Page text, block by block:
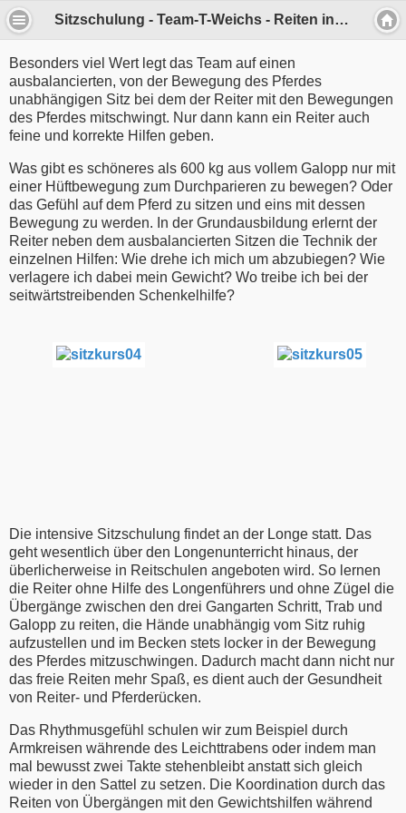
Sitzschulung - Team-T-Weichs - Reiten in Zillhofen, Weichs, Markt Indersdorf und Dachau
Besonders viel Wert legt das Team auf einen
ausbalancierten, von der Bewegung des Pferdes
unabhängigen Sitz bei dem der Reiter mit den Bewegungen
des Pferdes mitschwingt. Nur dann kann ein Reiter auch
feine und korrekte Hilfen geben.
Was gibt es schöneres als 600 kg aus vollem Galopp nur mit
einer Hüftbewegung zum Durchparieren zu bewegen? Oder
das Gefühl auf dem Pferd zu sitzen und eins mit dessen
Bewegung zu werden. In der Grundausbildung erlernt der
Reiter neben dem ausbalancierten Sitzen die Technik der
einzelnen Hilfen: Wie drehe ich mich um abzubiegen? Wie
verlagere ich dabei mein Gewicht? Wo treibe ich bei der
seitwärtstreibenden Schenkelhilfe?
Die intensive Sitzschulung findet an der Longe statt. Das
geht wesentlich über den Longenunterricht hinaus, der
überlicherweise in Reitschulen angeboten wird. So lernen
die Reiter ohne Hilfe des Longenführers und ohne Zügel die
Übergänge zwischen den drei Gangarten Schritt, Trab und
Galopp zu reiten, die Hände unabhängig vom Sitz ruhig
aufzustellen und im Becken stets locker in der Bewegung
des Pferdes mitzuschwingen. Dadurch macht dann nicht nur
das freie Reiten mehr Spaß, es dient auch der Gesundheit
von Reiter- und Pferderücken.
Das Rhythmusgefühl schulen wir zum Beispiel durch
Armkreisen währende des Leichttrabens oder indem man
mal bewusst zwei Takte stehenbleibt anstatt sich gleich
wieder in den Sattel zu setzen. Die Koordination durch das
Reiten von Übergängen mit den Gewichtshilfen während